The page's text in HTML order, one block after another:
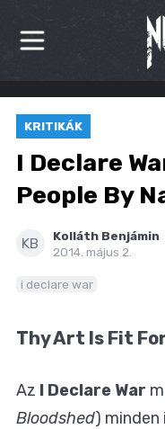
HÍREK
KRITIKÁK
BESZÁMOLÓK
MÁSVILÁG
BLOG
KRITIKÁK
I Declare
People By
KB
Kolláth Benjámin
2014. május 2.
i declare war
Thy Art Is Fit
Az I Declare War
Bloodshed) minden